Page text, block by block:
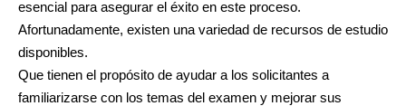
esencial para asegurar el éxito en este proceso.
Afortunadamente, existen una variedad de recursos de estudio
disponibles.
Que tienen el propósito de ayudar a los solicitantes a
familiarizarse con los temas del examen y mejorar sus